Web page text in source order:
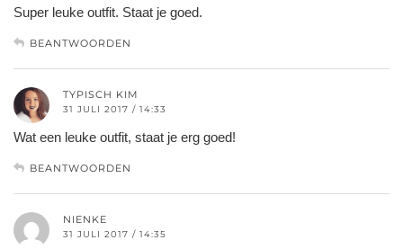
Super leuke outfit. Staat je goed.
BEANTWOORDEN
TYPISCH KIM
31 JULI 2017 / 14:33
Wat een leuke outfit, staat je erg goed!
BEANTWOORDEN
NIENKE
31 JULI 2017 / 14:35